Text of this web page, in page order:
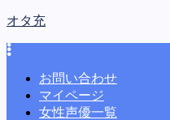
オタ充
お問い合わせ
マイページ
女性声優一覧